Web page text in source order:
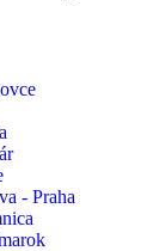
- Praha